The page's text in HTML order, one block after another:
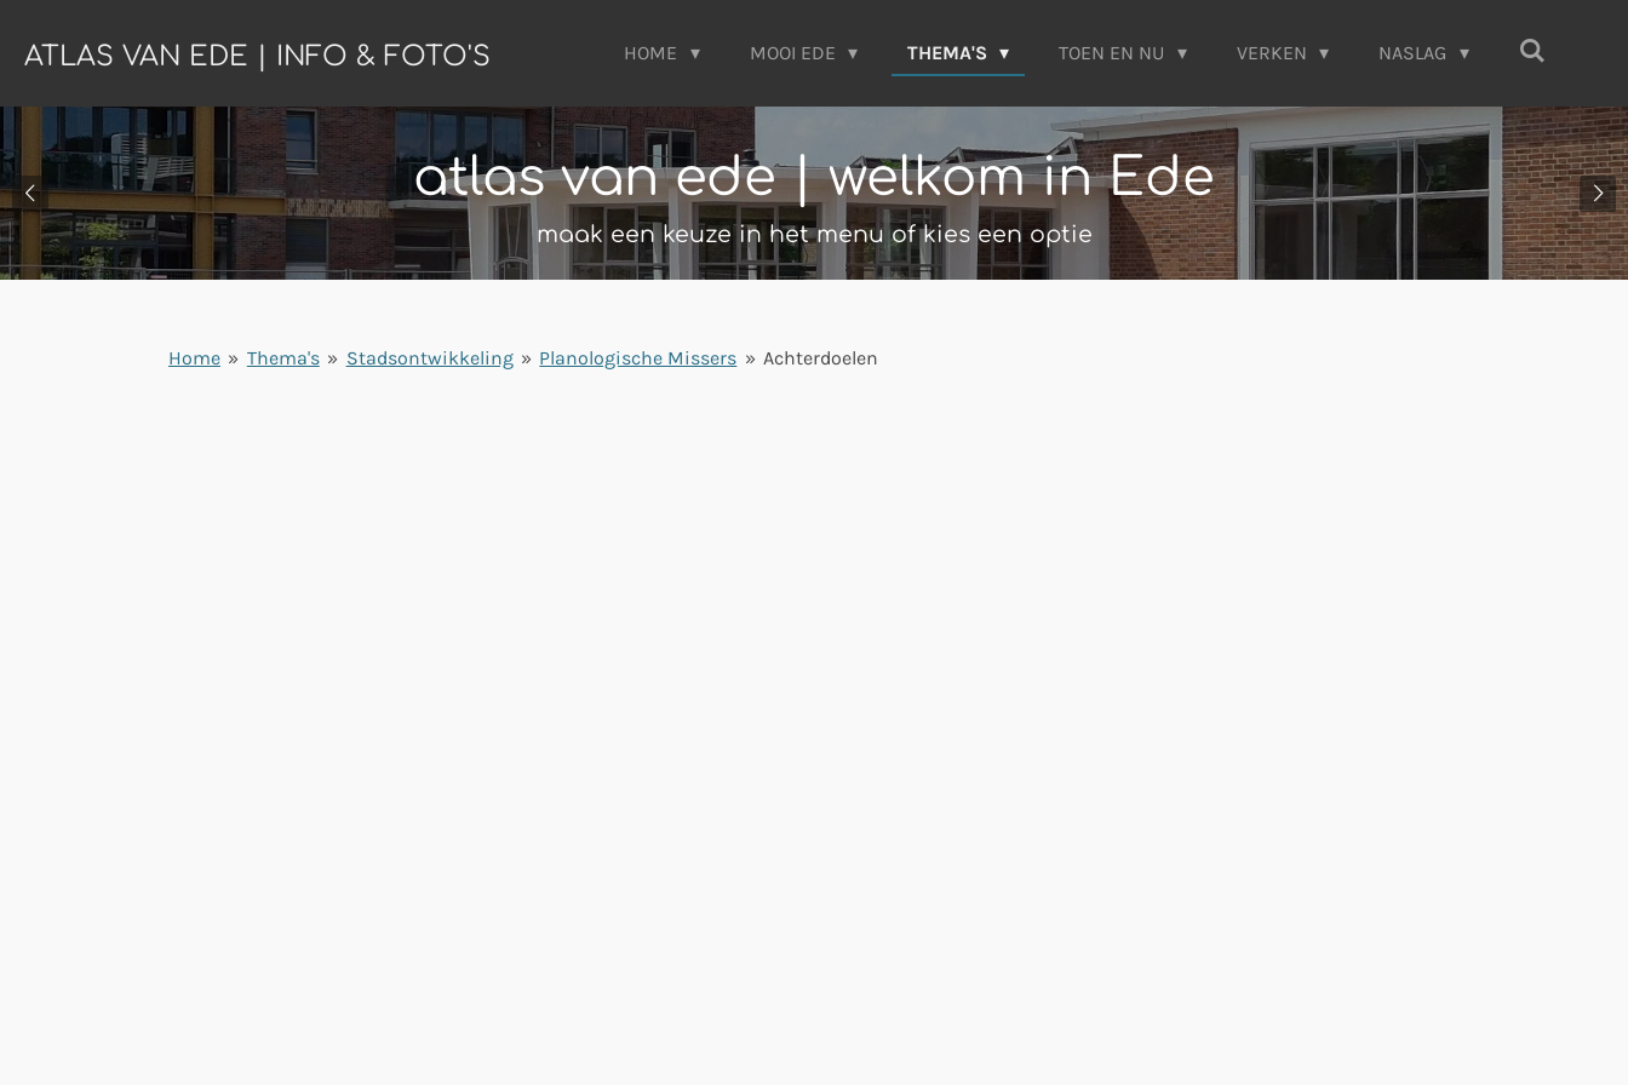
direct
de
hoofdinhoud
ATLAS VAN EDE | INFO & FOTO'S HOME MOOI EDE THEMA'S TOEN EN NU VERKEN NASLAG
atlas van ede | welkom in Ede
maak een keuze in het menu of kies een optie
Home » Thema's » Stadsontwikkeling » Planologische Missers » Achterdoelen